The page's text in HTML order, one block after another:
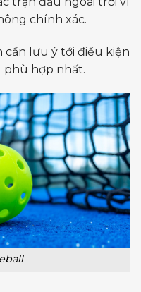
chính xác.
cần lưu ý tới điều kiện
phù hợp nhất.